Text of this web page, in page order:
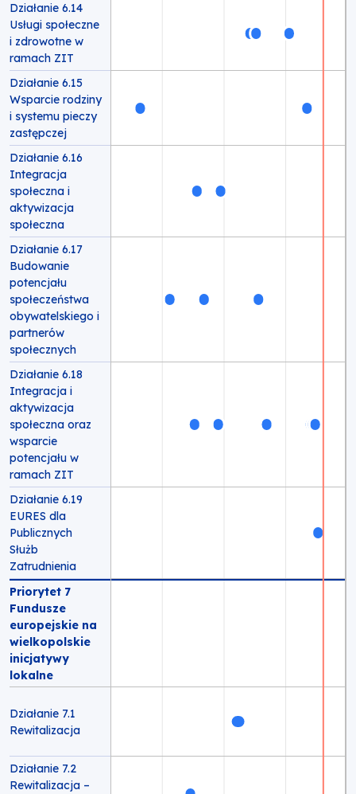
Działanie 6.14
Usługi społeczne
i zdrowotne w
ramach ZIT
Działanie 6.15
Wsparcie rodziny
i systemu pieczy
zastępczej
Działanie 6.16
Integracja
społeczna i
aktywizacja
społeczna
Działanie 6.17
Budowanie
potencjału
społeczeństwa
obywatelskiego i
partnerów
społecznych
Działanie 6.18
Integracja i
aktywizacja
społeczna oraz
wsparcie
potencjału w
ramach ZIT
Działanie 6.19
EURES dla
Publicznych
Służb
Zatrudnienia
Priorytet 7
Fundusze
europejskie na
wielkopolskie
inicjatywy
lokalne
Działanie 7.1
Rewitalizacja
Działanie 7.2
Rewitalizacja –